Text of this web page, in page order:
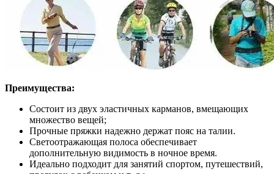
Преимущества:
Состоит из двух эластичных карманов, вмещающих
множество вещей;
Прочные пряжки надежно держат пояс на талии.
Светоотражающая полоса обеспечивает
дополнительную видимость в ночное время.
Идеально подходит для занятий спортом, путешествий,